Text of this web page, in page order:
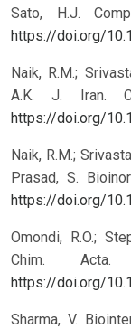
Sato, H.J.
https://doi.org/
Naik, R.M.;
A.K. J. Iran.
https://doi.org/
Naik, R.M.;
Prasad, S.
https://doi.org/
Omondi, R.O.;
Chim.
https://doi.org/
Sharma, V.